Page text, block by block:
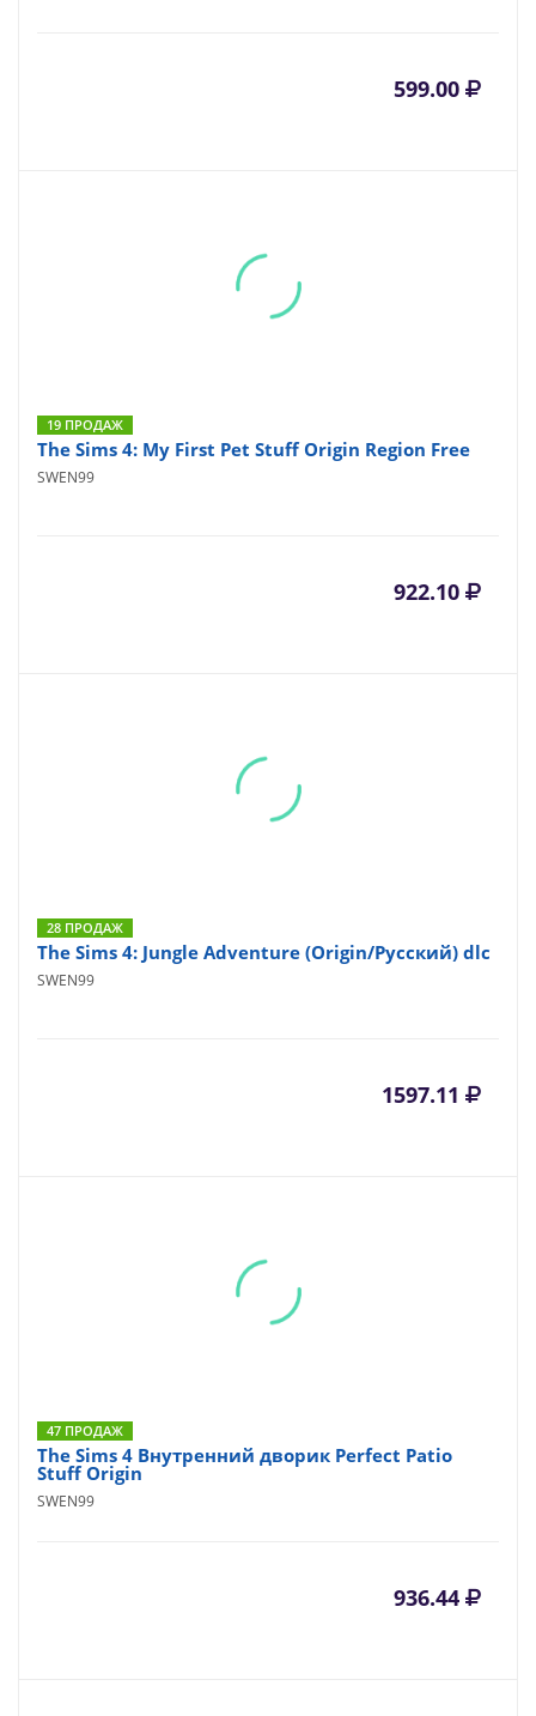
599.00
19 ПРОДАЖ
The Sims 4: My First Pet Stuff Origin Region Free
SWEN99
922.10
28 ПРОДАЖ
The Sims 4: Jungle Adventure (Origin/Русский) dlc
SWEN99
1597.11
47 ПРОДАЖ
The Sims 4 Внутренний дворик Perfect Patio
Stuff Origin
SWEN99
936.44